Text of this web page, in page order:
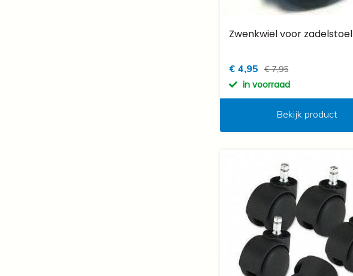
Zwenkwiel voor zadelstoel
€ 4,95 € 7,95
in voorraad
Bekijk product